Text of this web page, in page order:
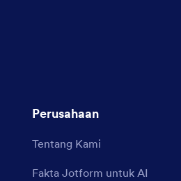
Perusahaan
Tentang Kami
Fakta Jotform untuk AI